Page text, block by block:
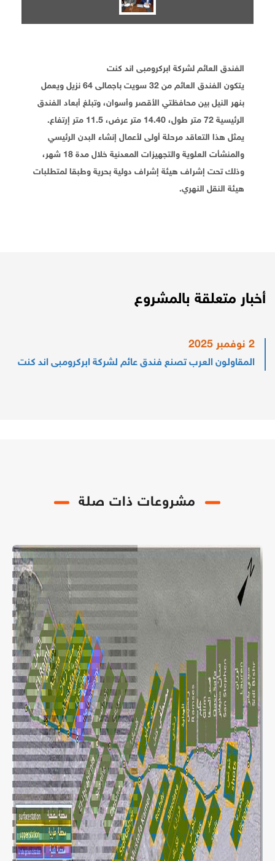
الفندق العائم لشركة ابركرومبى اند كنت
يتكون الفندق العائم من 32 سويت باجمالى 64 نزيل ويعمل
بنهر النيل بين محافظتي الأقصر وأسوان، وتبلغ أبعاد الفندق
الرئيسية 72 متر طول، 14.40 متر عرض، 11.5 متر إرتفاع.
يمثل هذا التعاقد مرحلة أولى لأعمال إنشاء البدن الرئيسي
والمنشأت العلوية والتجهيزات المعدنية خلال مدة 18 شهر،
وذلك تحت إشراف هيئة إشراف دولية بحرية وطبقا لمتطلبات
هيئة النقل النهري.
أخبار متعلقة بالمشروع
2 نوفمبر 2025
المقاولون العرب تصنع فندق عائم لشركة ابركرومبى اند كنت
مشروعات ذات صلة